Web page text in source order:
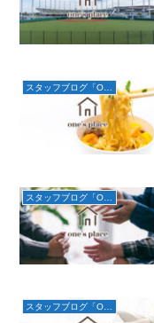
スタッフブログ「One’s placeの日常」
スタッフブログ「One’s placeの日常」
スタッフブログ「One’s placeの日常」